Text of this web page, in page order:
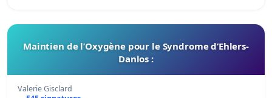
Maintien de l’Oxygène pour le Syndrome d’Ehlers-
Danlos :
Valerie Gisclard